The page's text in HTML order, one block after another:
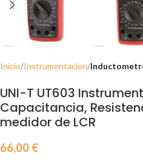
Inicio Instrumentacion
UNI-T UT603
Capacitancia,
medidor de LCR
66,00 €